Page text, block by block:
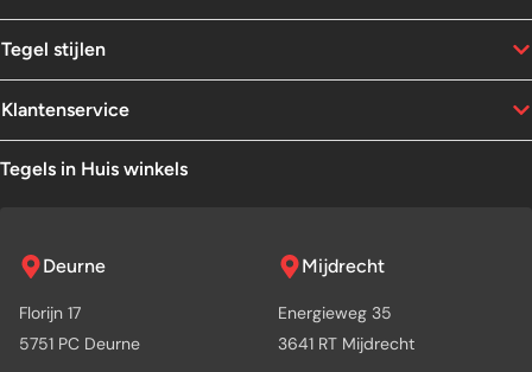
Tegel stijlen
Klantenservice
Tegels in Huis winkels
Deurne
Florijn 17
5751 PC Deurne
Mijdrecht
Energieweg 35
3641 RT Mijdrecht